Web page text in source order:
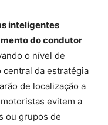
inteligentes
do condutor
o nível de
da estratégia
de localização a
evitem a
ou grupos de